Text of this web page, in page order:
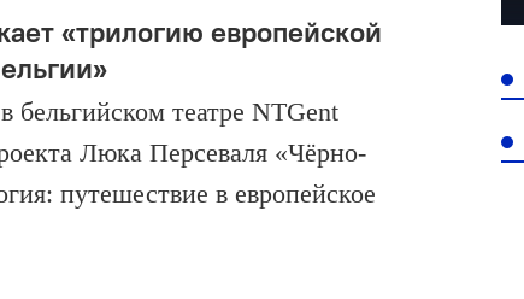
«трилогию европейской
бельгийском театре NTGent
Люка Персеваля «Чёрно-
путешествие в европейское